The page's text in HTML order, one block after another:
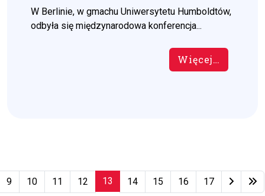
W Berlinie, w gmachu Uniwersytetu Humboldtów,
odbyła się międzynarodowa konferencja...
Więcej…
Strona 13 z 79
9 10 11 12 13 14 15 16 17